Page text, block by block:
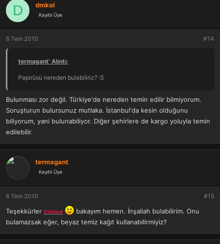
D dmkol
Kayıtlı Üye
6 Tem 2010 #14
termagant' Alıntı:
Papirüsü nereden bulabiliriz? :S
Bulunması zor değil. Türkiye'de nereden temin edilir bilmiyorum.
Soruşturun bulursunuz mutlaka. İstanbul'da kesin olduğunu
biliyorum, yani bulunabiliyor. Diğer şehirlere de kargo yoluyla temin
edilebilir.
termagant
Kayıtlı Üye
6 Tem 2010 #15
Teşekkürler Chillout
bakayım hemen. İnşallah bulabilirim. Onu
bulamazsak eğer, beyaz temiz kağıt kullanabilirmiyiz?